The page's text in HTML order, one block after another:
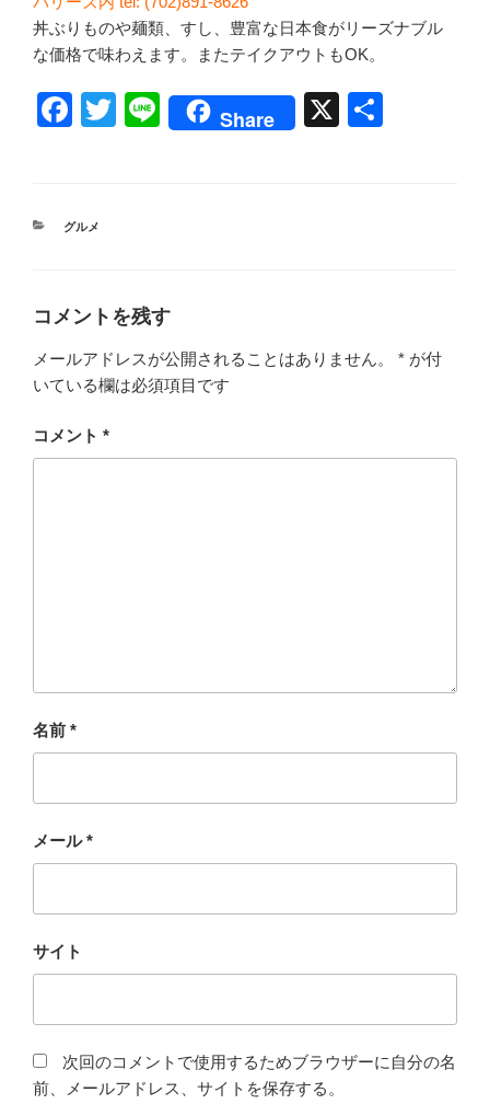
丼ぶりものや麺類、すし、豊富な日本食がリーズナブル
な価格で味わえます。またテイクアウトもOK。
F
e
o
k
T
Li
Share X
カ
グルメ
コメントを残す
メールアドレスが公開されることはありません。 * が付
いている欄は必須項目です
コメント *
名前 *
メール*
サイト
次回のコメントで使用するためブラウザーに自分の名
前、メールアドレス、サイトを保存する。